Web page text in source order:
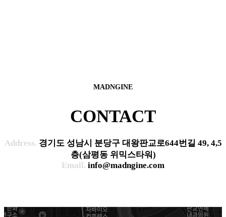
MADNGINE
CONTACT
Address. 경기도 성남시 분당구 대왕판교로644번길 49, 4,5
층(삼평동 위믹스타워)
Email. info@madngine.com